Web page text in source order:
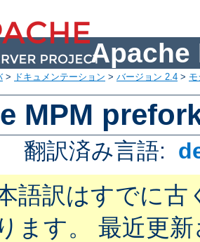
Apache
> ドキュメンテーション > バージョン 2.4 >
MPM
翻訳済み言語:
語訳はすでに古
ます。 最近更